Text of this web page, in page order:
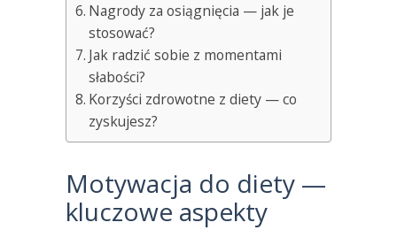
Nagrody za osiągnięcia — jak je
stosować?
Jak radzić sobie z momentami
słabości?
Korzyści zdrowotne z diety — co
zyskujesz?
Motywacja do diety —
kluczowe aspekty